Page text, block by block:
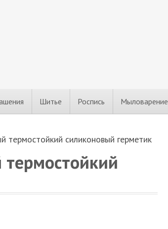
Шитье Роспись Мыловарение
термостойкий силиконовый герметик